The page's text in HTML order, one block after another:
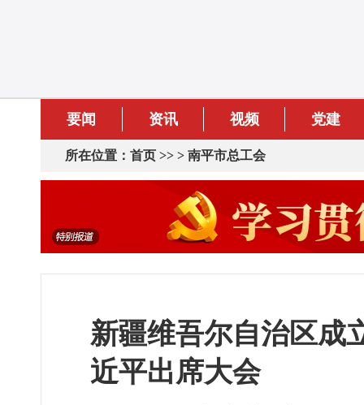
要闻 资讯 视频 党建
所在位置： 首页 >> > 南平市总工会
新疆维吾尔自治区成
近平出席大会